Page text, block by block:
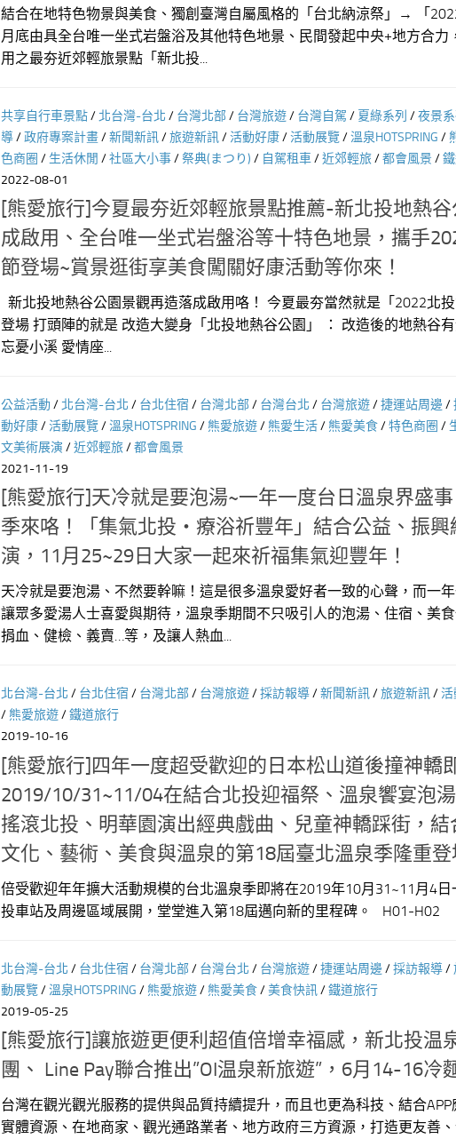
結合在地特色物景與美食、獨創臺灣自屬風格的「台北納涼祭」→ 「
月底由具全台唯一坐式岩盤浴及其他特色地景、民間發起中央+地方合力
用之最夯近郊輕旅景點「新北投...
共享自行車景點/ 北台灣-台北 / 台灣北部 / 台灣旅遊/ 台灣自駕 / 夏綠系列 /夜景系
導/政府專案計畫/新聞新訊/旅遊新訊/活動好康/活動展覽/溫泉HOTSPRING /
色商圈 / 生活休閒 /社區大小事/祭典(まつり) / 自駕租車/近郊輕旅/都會風景 /
2022-08-01
[熊愛旅行]今夏最夯近郊輕旅景點推薦-新北投地熱
成啟用、全台唯一坐式岩盤浴等十特色地景，攜手
節登場~賞景逛街享美食闖關好康活動等你來！
新北投地熱谷公園景觀再造落成啟用咯！ 今夏最夯當然就是「2022北
登場 打頭陣的就是 改造大變身「北投地熱谷公園」 ： 改造後的地熱谷
忘憂小溪 愛情座...
公益活動/ 北台灣-台北 / 台北住宿 / 台灣北部 / 台灣台北 / 台灣旅遊/捷運站周邊 /
動好康/活動展覽/溫泉HOTSPRING / 熊愛旅遊/ 熊愛生活/ 熊愛美食/特色商圈 /
文美術展演 /近郊輕旅/都會風景
2021-11-19
[熊愛旅行]天冷就是要泡湯~一年一度台日溫泉界盛
季來咯！「集氣北投‧療浴祈豐年」結合公益、振興
演，11月25~29日大家一起來祈福集氣迎豐年！
天冷就是要泡湯、不然要幹嘛！這是很多溫泉愛好者一致的心聲，而一
讓眾多愛湯人士喜愛與期待，溫泉季期間不只吸引人的泡湯、住宿、美
捐血、健檢、義賣…等，及讓人熱血...
北台灣-台北 / 台北住宿 / 台灣北部 / 台灣旅遊/採訪報導/新聞新訊/旅遊新訊/活
/ 熊愛旅遊/鐵道旅行
2019-10-16
[熊愛旅行]四年一度超受歡迎的日本松山道後撞神轎
2019/10/31~11/04在結合北投迎福祭、溫泉饗宴泡
搖滾北投、明華園演出經典戲曲、兒童神轎踩街，結
文化、藝術、美食與溫泉的第18屆臺北溫泉季隆重登
倍受歡迎年年擴大活動規模的台北溫泉季即將在2019年10月31~11月4
投車站及周邊區域展開，堂堂進入第18屆邁向新的里程碑。 H01-H02
北台灣-台北 / 台北住宿 / 台灣北部 / 台灣台北 / 台灣旅遊/捷運站周邊 /採訪報導/
動展覽/溫泉HOTSPRING / 熊愛旅遊/ 熊愛美食/美食快訊/鐵道旅行
2019-05-25
[熊愛旅行]讓旅遊更便利超值倍增幸福感，新北投温
團、 Line Pay聯合推出”OI温泉新旅遊”，6月14-16冷
台灣在觀光觀光服務的提供與品質持續提升，而且也更為科技、結合
實體資源、在地商家、觀光通路業者、地方政府三方資源，打造更友善